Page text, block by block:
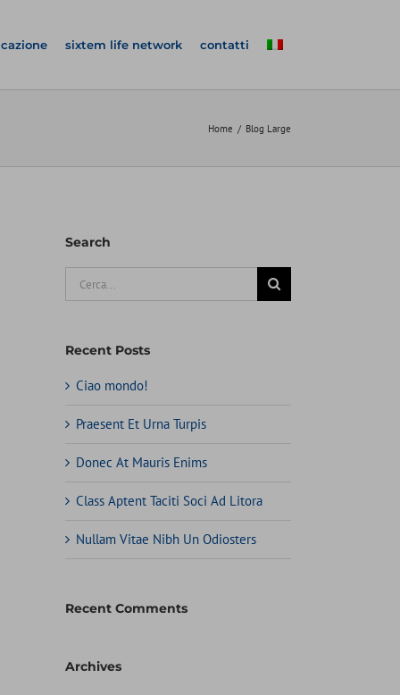
sixtem life network contatti
Home Blog Large
Search
Recent Posts
Ciao mondo!
Praesent Et Urna Turpis
Donec At Mauris Enims
Class Aptent Taciti Soci Ad Litora
Nullam Vitae Nibh Un Odiosters
Recent Comments
Archives